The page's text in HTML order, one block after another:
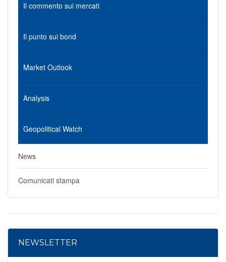
Il commento sui mercati
Il punto sui bond
Market Outlook
Analysis
Geopolitical Watch
News
Comunicati stampa
NEWSLETTER